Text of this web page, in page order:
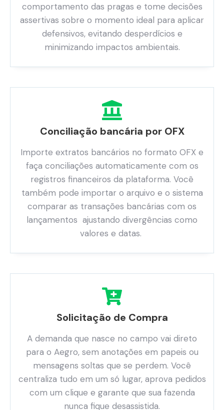
comportamento das pragas e tome decisões
assertivas sobre o momento ideal para aplicar
defensivos, evitando desperdícios e
minimizando impactos ambientais.
Conciliação bancária por OFX
Importe extratos bancários no formato OFX e
faça conciliações automaticamente com os
registros financeiros da plataforma. Você
também pode importar o arquivo e o sistema
comparar as transações bancárias com os
lançamentos ajustando divergências como
valores e datas.
Solicitação de Compra
A demanda que nasce no campo vai direto
para o Aegro, sem anotações em papeis ou
mensagens soltas que se perdem. Você
centraliza tudo em um só lugar, aprova pedidos
com um clique e garante que sua fazenda
nunca fique desassistida.